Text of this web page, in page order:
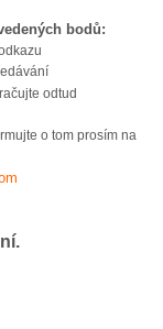
bodů:
odtud
o tom prosím na